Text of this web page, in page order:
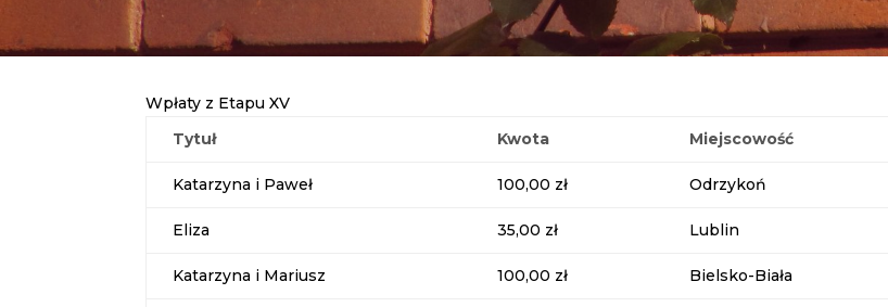
Wpłaty z Etapu XV
Tytuł
Kwota Miejscowość
Katarzyna i Paweł 100,00 zł Odrzykoń
Eliza 35,00 zł Lublin
Katarzyna i Mariusz 100,00 zł Bielsko-Biała